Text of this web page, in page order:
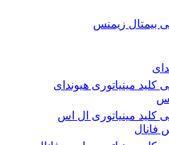
بیمتال زیمنس
کلید مینیاتوری هیوندای
کلید مینیاتوری ال اس
فانال